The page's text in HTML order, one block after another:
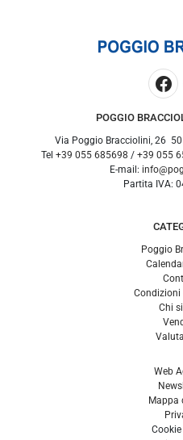
POGGIO
Via Poggio Bracciolini, 26
Tel +39 055 685698 / +39 055
E-mail:
Partita IVA:
Poggio
Condizioni
Chi
Web
Mappa